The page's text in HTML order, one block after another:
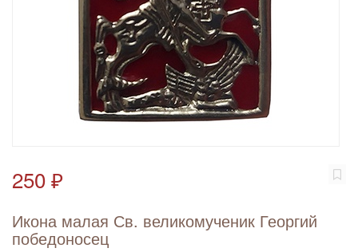
250 ₽
Икона малая Св. великомученик Георгий
победоносец